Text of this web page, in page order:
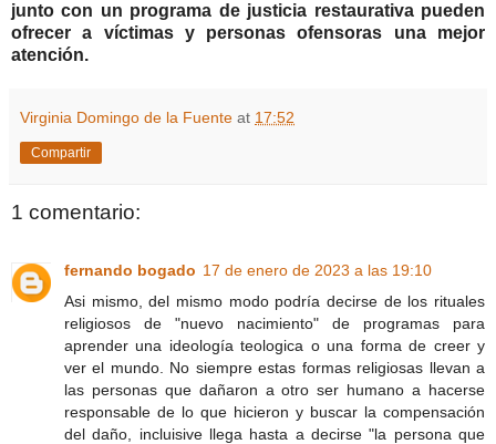
junto con un programa de justicia restaurativa pueden
ofrecer a víctimas y personas ofensoras una mejor
atención.
Virginia Domingo de la Fuente at 17:52
Compartir
1 comentario:
fernando bogado 17 de enero de 2023 a las 19:10
Asi mismo, del mismo modo podría decirse de los rituales
religiosos de "nuevo nacimiento" de programas para
aprender una ideología teologica o una forma de creer y
ver el mundo. No siempre estas formas religiosas llevan a
las personas que dañaron a otro ser humano a hacerse
responsable de lo que hicieron y buscar la compensación
del daño, incluisive llega hasta a decirse "la persona que